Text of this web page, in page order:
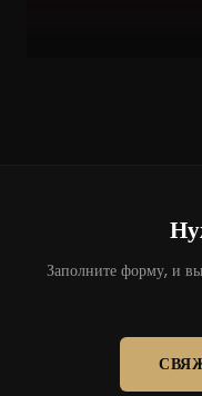
Заполните форму, и